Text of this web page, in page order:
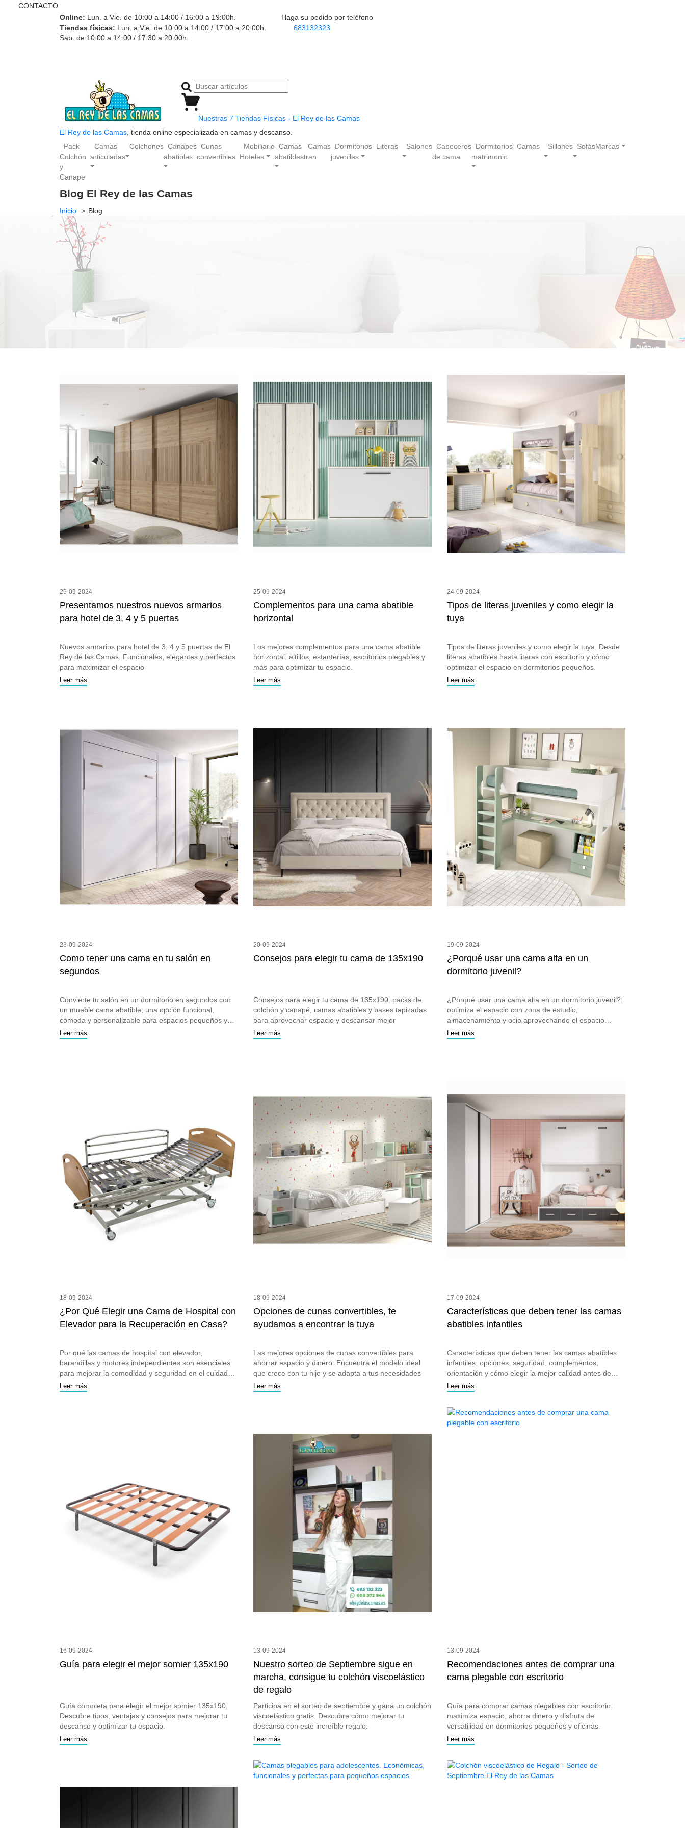
CONTACTO
Online: Lun. a Vie. de 10:00 a 14:00 / 16:00 a 19:00h.
Tiendas físicas: Lun. a Vie. de 10:00 a 14:00 / 17:00 a 20:00h.
Sab. de 10:00 a 14:00 / 17:30 a 20:00h.
Haga su pedido por teléfono
683132323
Nuestras 7 Tiendas Físicas - El Rey de las Camas
El Rey de las Camas , tienda online especializada en camas y descanso.
Pack
Colchón
y
Canape
Camas
articuladas
Colchones Canapes
abatibles
Cunas
convertibles
Mobiliario
Hoteles
Camas
abatibles
Camas
tren
Dormitorios
juveniles
Literas Salones Cabeceros
de cama
Dormitorios
matrimonio
Camas Sillones SofásMarcas
Blog El Rey de las Camas
Inicio Blog
25-09-2024
Presentamos nuestros nuevos armarios
para hotel de 3, 4 y 5 puertas
Nuevos armarios para hotel de 3, 4 y 5 puertas de El
Rey de las Camas. Funcionales, elegantes y perfectos
para maximizar el espacio
Leer más
25-09-2024
Complementos para una cama abatible
horizontal
Los mejores complementos para una cama abatible
horizontal: altillos, estanterías, escritorios plegables y
más para optimizar tu espacio.
Leer más
24-09-2024
Tipos de literas juveniles y como elegir la
tuya
Tipos de literas juveniles y como elegir la tuya. Desde
literas abatibles hasta literas con escritorio y cómo
optimizar el espacio en dormitorios pequeños.
Leer más
23-09-2024
Como tener una cama en tu salón en
segundos
Convierte tu salón en un dormitorio en segundos con
un mueble cama abatible, una opción funcional,
cómoda y personalizable para espacios pequeños y
modernos.
Leer más
20-09-2024
Consejos para elegir tu cama de 135x190
Consejos para elegir tu cama de 135x190: packs de
colchón y canapé, camas abatibles y bases tapizadas
para aprovechar espacio y descansar mejor
Leer más
19-09-2024
¿Porqué usar una cama alta en un
dormitorio juvenil?
¿Porqué usar una cama alta en un dormitorio juvenil?:
optimiza el espacio con zona de estudio,
almacenamiento y ocio aprovechando el espacio
vertical
Leer más
18-09-2024
¿Por Qué Elegir una Cama de Hospital con
Elevador para la Recuperación en Casa?
Por qué las camas de hospital con elevador,
barandillas y motores independientes son esenciales
para mejorar la comodidad y seguridad en el cuidado
en casa
Leer más
18-09-2024
Opciones de cunas convertibles, te
ayudamos a encontrar la tuya
Las mejores opciones de cunas convertibles para
ahorrar espacio y dinero. Encuentra el modelo ideal
que crece con tu hijo y se adapta a tus necesidades
Leer más
17-09-2024
Características que deben tener las camas
abatibles infantiles
Características que deben tener las camas abatibles
infantiles: opciones, seguridad, complementos,
orientación y cómo elegir la mejor calidad antes de
comprarlas
Leer más
16-09-2024
Guía para elegir el mejor somier 135x190
Guía completa para elegir el mejor somier 135x190.
Descubre tipos, ventajas y consejos para mejorar tu
descanso y optimizar tu espacio.
Leer más
13-09-2024
Nuestro sorteo de Septiembre sigue en
marcha, consigue tu colchón viscoelástico
de regalo
Participa en el sorteo de septiembre y gana un colchón
viscoelástico gratis. Descubre cómo mejorar tu
descanso con este increíble regalo.
Leer más
13-09-2024
Recomendaciones antes de comprar una
cama plegable con escritorio
Guía para comprar camas plegables con escritorio:
maximiza espacio, ahorra dinero y disfruta de
versatilidad en dormitorios pequeños y oficinas.
Leer más